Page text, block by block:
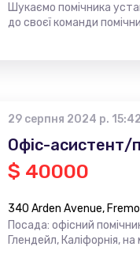
Шукаємо помічника
до своєї команди
29 серпня 2024 р. 15:42
Офіс-асистент/
$ 40000
340 Arden Avenue,
Посада: офісний
Глендейл, Каліфорнія,